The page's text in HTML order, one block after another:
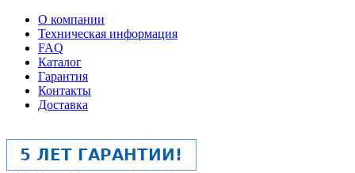
О компании
Техническая информация
FAQ
Каталог
Гарантия
Контакты
Доставка